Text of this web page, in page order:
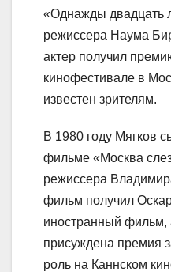
«Однажды двадцать
режиссера Наума
актер получил
кинофестивале в
известен зрителям.
В 1980 году Мягков
фильме «Москва
режиссера
фильм получил
иностранный фильм,
присуждена премия
роль на Каннском